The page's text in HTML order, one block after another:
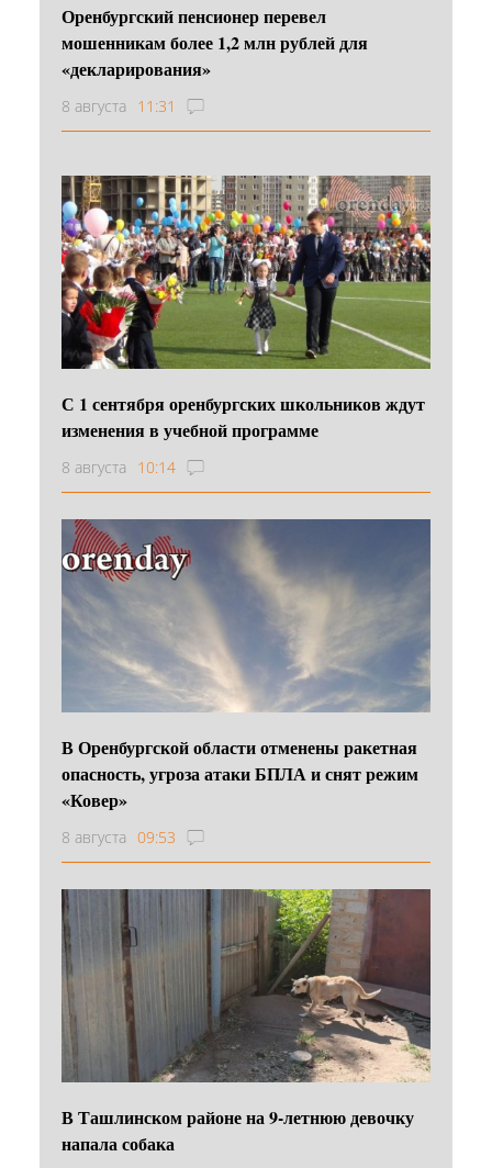
Оренбургский пенсионер перевел
мошенникам более 1,2 млн рублей для
«декларирования»
8 августа 11:31
С 1 сентября оренбургских школьников ждут
изменения в учебной программе
8 августа 10:14
В Оренбургской области отменены ракетная
опасность, угроза атаки БПЛА и снят режим
«Ковер»
8 августа 09:53
В Ташлинском районе на 9-летнюю девочку
напала собака